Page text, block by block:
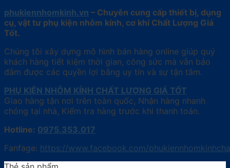
phukiennhomkinh.vn – Chuyên cung cấp thiết bị, dụng
cụ, vật tư phụ kiện nhôm kính, cơ khí Chất Lượng Giá
Tốt.
Chúng tôi xây dựng mô hình bán hàng online giúp quý
khách hàng tiết kiệm thời gian, công sức mà vẫn bảo
đảm được các quyền lợi bằng uy tín và sự tận tâm.
PHỤ KIỆN NHÔM KÍNH CHẤT LƯỢNG GIÁ TỐT
Giao hàng tận nơi trên toàn quốc, Nhận hàng nhanh
chóng tại nhà, Kiểm tra hàng trước khi thanh toán.
Hotline: 0975.353.017
Fanfage: https://www.facebook.com/